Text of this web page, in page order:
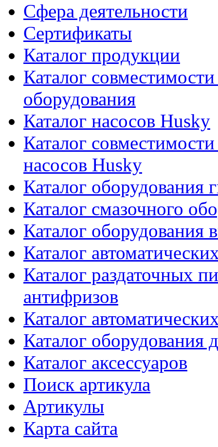
Сфера деятельности
Сертификаты
Каталог продукции
Каталог
оборудования
Каталог насосов Husky
Каталог
насосов Husky
Каталог оборудования
Каталог смазочного
Каталог оборудования
Каталог
Каталог раздаточных
антифризов
Каталог
Каталог оборудования
Каталог аксессуаров
Поиск артикула
Артикулы
Карта сайта